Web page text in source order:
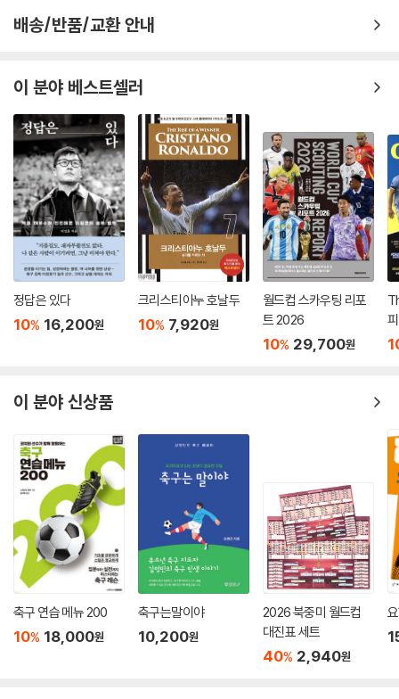
배송/반품/교환 안내
이 분야 베스트셀러
정답은 있다
10% 16,200원
크리스티아누 호날두
10% 7,920원
월드컵 스카우팅 리포
트 2026
10% 29,700원
이 분야 신상품
축구 연습 메뉴 200
10% 18,000원
축구는말이야
10,200원
2026 북중미 월드컵
대진표 세트
40% 2,940원